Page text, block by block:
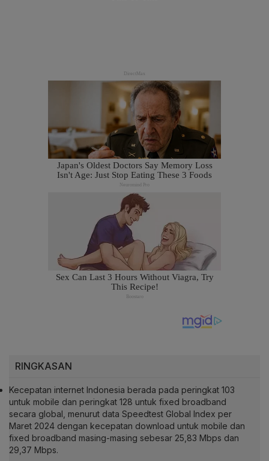
RINGKASAN
Kecepatan internet Indonesia berada pada peringkat 103
untuk mobile dan peringkat 128 untuk fixed broadband
secara global, menurut data Speedtest Global Index per
Maret 2024 dengan kecepatan download untuk mobile dan
fixed broadband masing-masing sebesar 25,83 Mbps dan
29,37 Mbps.